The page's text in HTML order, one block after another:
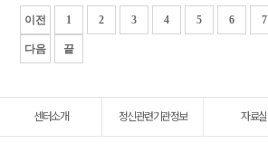
이전 1 2 3 4 5 6 7
다음 끝
센터소개 정신관련기관정보 자료실